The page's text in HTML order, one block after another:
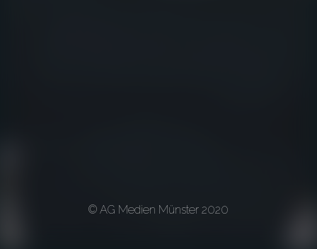
© AG Medien Münster 2020